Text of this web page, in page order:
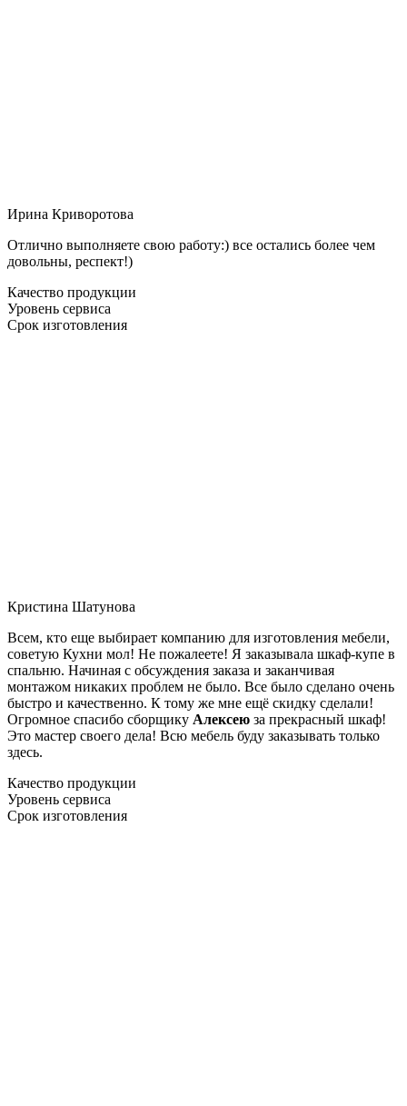
Ирина Криворотова
Отлично выполняете свою работу:) все остались более чем
довольны, респект!)
Качество продукции
Уровень сервиса
Срок изготовления
Кристина Шатунова
Всем, кто еще выбирает компанию для изготовления мебели,
советую Кухни мол! Не пожалеете! Я заказывала шкаф-купе в
спальню. Начиная с обсуждения заказа и заканчивая
монтажом никаких проблем не было. Все было сделано очень
быстро и качественно. К тому же мне ещё скидку сделали!
Огромное спасибо сборщику Алексею за прекрасный шкаф!
Это мастер своего дела! Всю мебель буду заказывать только
здесь.
Качество продукции
Уровень сервиса
Срок изготовления